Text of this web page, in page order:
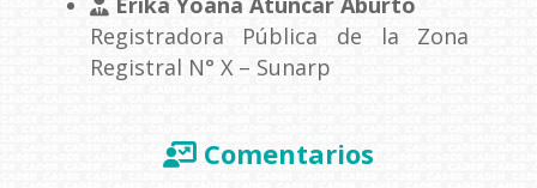
Registradora Pública de la Zona
Registral N° X – Sunarp
Comentarios